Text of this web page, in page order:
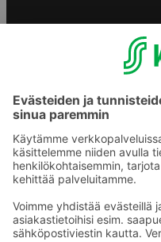
S-ryhmän palvelut
S-ryhmä
Asiakasomistajuus
Yhteishyvä Ruoka -sovellus
S-ostoslista -sovellus
Prisma.fi
Sokos.fi
S-Pankki
Yhteishyvä
Sokos Hotels